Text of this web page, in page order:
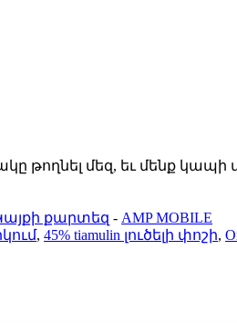
թողնել մեզ, եւ մենք կապի
քարտեզ - AMP MOBILE
, 45% tiamulin լուծելի փոշի,